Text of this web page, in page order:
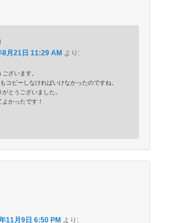
8月21日 11:29 AM より:
ざいます。
コピーしなければいけなかったのですね。
とうございました。
かったです！
11月9日 6:50 PM より: